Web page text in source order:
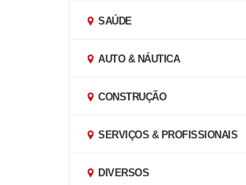
SAÚDE
AUTO & NÁUTICA
CONSTRUÇÃO
SERVIÇOS & PROFISSIONAIS
DIVERSOS